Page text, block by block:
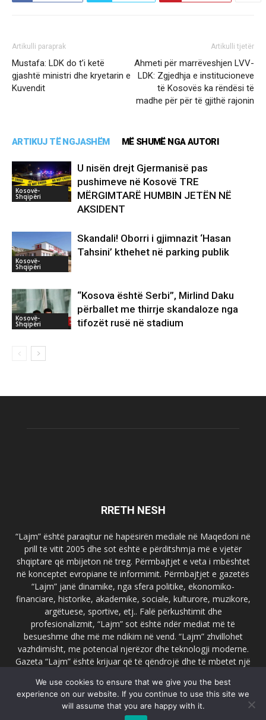
Artikulli paraprak
Mustafa: LDK do t’i ketë
gjashtë ministri dhe kryetarin e
Kuvendit
Artikulli tjetër
Ahmeti për marrëveshjen LVV-
LDK: Zgjedhja e institucioneve
të Kosovës ka rëndësi të
madhe për për të gjithë rajonin
ARTIKUJ TË NGJASHËM MË SHUMË NGA AUTORI
Kosovë-
Shqipëri
U nisën drejt Gjermanisë pas
pushimeve në Kosovë TRE
MËRGIMTARË HUMBIN JETËN NË
AKSIDENT
Kosovë-
Shqipëri
Skandali! Oborri i gjimnazit ‘Hasan
Tahsini’ kthehet në parking publik
Kosovë-
Shqipëri
“Kosova është Serbi”, Mirlind Daku
përballet me thirrje skandaloze nga
tifozët rusë në stadium
RRETH NESH
“Lajm” është paraqitur në hapësirën mediale në Maqedoni në
prill të vitit 2005 dhe sot është e përditshmja më e vjetër
shqiptare që mbijeton në treg. Përmbajtjet e veta i mbështet
në konceptet evropiane të informimit. Përmbajtjet e gazetës
“Lajm” janë dinamike, nga sfera politike, ekonomiko-
financiare, historike, akademike, sociale, kulturore, muzikore,
argëtuese, sportive, etj.. Falë përkushtimit dhe
profesionalizmit, “Lajm” sot është ndër mediat më të
besueshme dhe më me ndikim në vend. “Lajm” zhvillohet
vazhdimisht, me potencial njerëzor dhe teknologji moderne.
Gazeta “Lajm” është krijuar që të qëndrojë dhe të mbetet një
faqja zyrtare e gazetës “Lajm”, www.lajmpress.org është një
ndër portalet më të njohur në Maqedoni.
We use cookies to ensure that we give you the best
experience on our website. If you continue to use this site we
will assume that you are happy with it.